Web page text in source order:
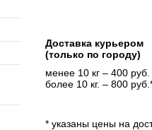
Доставка курьером
(только по городу)
менее 10 кг – 400 руб.
более 10 кг. – 800
* указаны цены на